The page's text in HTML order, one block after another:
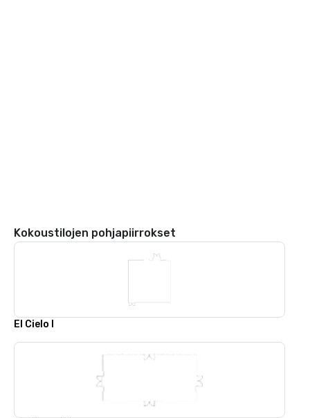
Kokoustilojen pohjapiirrokset
El Cielo I